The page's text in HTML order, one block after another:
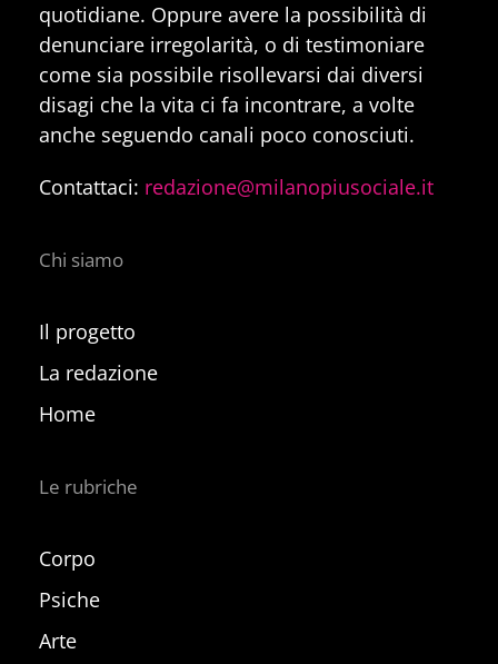
quotidiane. Oppure avere la possibilità di
denunciare irregolarità, o di testimoniare
come sia possibile risollevarsi dai diversi
disagi che la vita ci fa incontrare, a volte
anche seguendo canali poco conosciuti.
Contattaci: redazione@milanopiusociale.it
Chi siamo
Il progetto
La redazione
Home
Le rubriche
Corpo
Psiche
Arte